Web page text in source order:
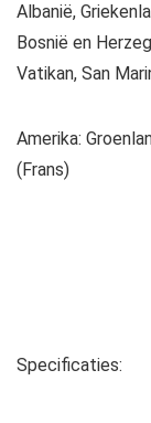
Albanië,
Bosnië en
Vatikan, San
Amerika:
(Frans)
Specificaties: